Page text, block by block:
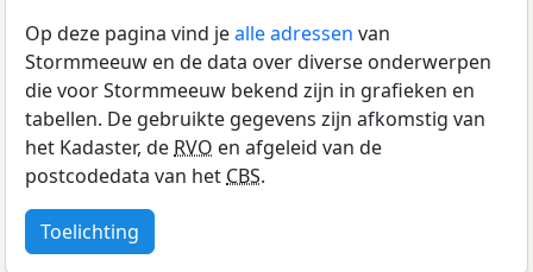
Op deze pagina vind jealle adressen van
Stormmeeuw en de data over diverse onderwerpen
die voor Stormmeeuw bekend zijn in grafieken en
tabellen. De gebruikte gegevens zijn afkomstig van
het Kadaster, deRVO en afgeleid van de
postcodedata van hetCBS.
Toelichting